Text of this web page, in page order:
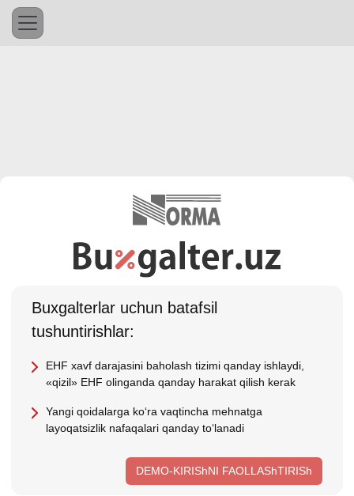
Buхgalterlar uchun batafsil
tushuntirishlar:
EHF хavf darajasini baholash tizimi qanday ishlaydi,
«qizil» EHF olinganda qanday harakat qilish kerak
Yangi qoidalarga koʻra vaqtincha mehnatga
layoqatsizlik nafaqalari qanday toʻlanadi
DEMO-KIRIShNI FAOLLAShTIRISh